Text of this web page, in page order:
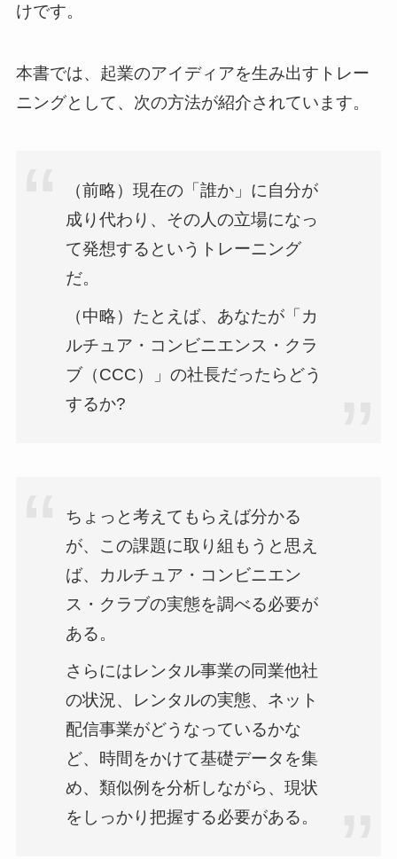
けです。
本書では、起業のアイディアを生み出すトレー
ニングとして、次の方法が紹介されています。
（前略）現在の「誰か」に自分が
成り代わり、その人の立場になっ
て発想するというトレーニング
だ。
（中略）たとえば、あなたが「カ
ルチュア・コンビニエンス・クラ
ブ（CCC）」の社長だったらどう
するか?
ちょっと考えてもらえば分かる
が、この課題に取り組もうと思え
ば、カルチュア・コンビニエン
ス・クラブの実態を調べる必要が
ある。
さらにはレンタル事業の同業他社
の状況、レンタルの実態、ネット
配信事業がどうなっているかな
ど、時間をかけて基礎データを集
め、類似例を分析しながら、現状
をしっかり把握する必要がある。